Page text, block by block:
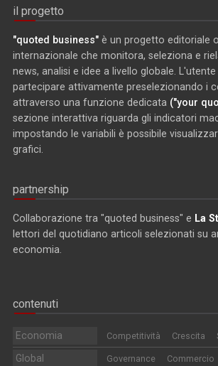
il progetto
"quoted business" è un progetto editoriale
internazionale che monitora, seleziona e
news, analisi e idee a livello globale.
partecipare attivamente preselezionando i
attraverso una funzione dedicata ("your
sezione interattiva riguarda gli indicatori
impostando le variabili è possibile
grafici.
partnership
Collaborazione tra "quoted business" e La
lettori del quotidiano articoli selezionati su
economia.
contenuti
Economia Competitività Crescita
Global Governance Commercio